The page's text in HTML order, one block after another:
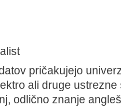
pričakujejo
ali druge
odlično znanje